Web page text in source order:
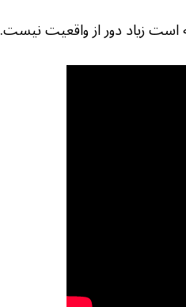
است زیاد دور از واقعیت نیست.